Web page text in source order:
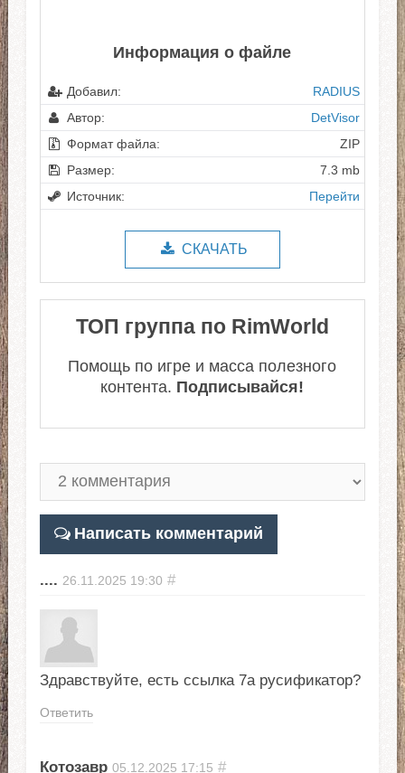
Информация о файле
Добавил:
RADIUS
Автор:
DetVisor
Формат файла:
ZIP
Размер:
7.3 mb
Источник:
Перейти
СКАЧАТЬ
ТОП группа по RimWorld
Помощь по игре и масса полезного
контента. Подписывайся!
Написать комментарий
.... 26.11.2025 19:30 #
Здравствуйте, есть ссылка 7а русификатор?
Ответить
Котозавр 05.12.2025 17:15 #